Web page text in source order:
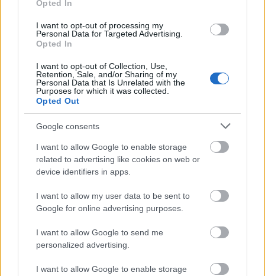
Opted In
I want to opt-out of processing my
Personal Data for Targeted Advertising.
Opted In
I want to opt-out of Collection, Use,
Retention, Sale, and/or Sharing of my
Personal Data that Is Unrelated with the
Purposes for which it was collected.
Opted Out
Google consents
I want to allow Google to enable storage
related to advertising like cookies on web or
device identifiers in apps.
I want to allow my user data to be sent to
Google for online advertising purposes.
I want to allow Google to send me
personalized advertising.
I want to allow Google to enable storage
ΑΣΕΠ: Πιστοποίηση Αγγλικών σε
μόνο 2 ημέρες στα χέρια σας
ΑΣΕΠ: Εξ αποστάσεως η πιο Εύκολη
Πιστοποίηση Υπολογιστών σε 2
μέρες
Μάθε πρώτος όλες τις σημαντικές
ειδήσεις.
Βάλε το proson.gr στα αποτελέσματα